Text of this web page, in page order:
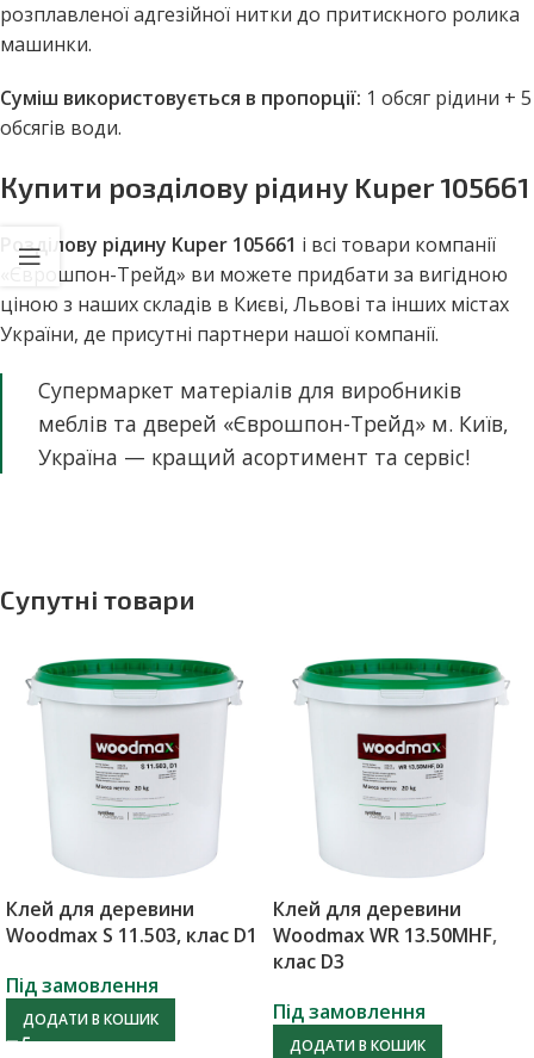
розплавленої адгезійної нитки до притискного ролика
машинки.
Суміш використовується в пропорції: 1 обсяг рідини + 5
обсягів води.
Купити розділову рідину Kuper 105661
Розділову рідину Kuper 105661 і всі товари компанії
«Єврошпон-Трейд» ви можете придбати за вигідною
ціною з наших складів в Києві, Львові та інших містах
України, де присутні партнери нашої компанії.
Супермаркет матеріалів для виробників
меблів та дверей «Єврошпон-Трейд» м. Київ,
Україна — кращий асортимент та сервіс!
Супутні товари
Клей для деревини
Woodmax S 11.503, клас D1
Під замовлення
ДОДАТИ В КОШИК
Клей для деревини
Woodmax WR 13.50MHF,
клас D3
Під замовлення
ДОДАТИ В КОШИК